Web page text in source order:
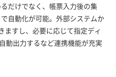
だけでなく、帳票入力後の集
自動化が可能。外部システムか
ますし、必要に応じて指定ディ
動出力するなど連携機能が充実